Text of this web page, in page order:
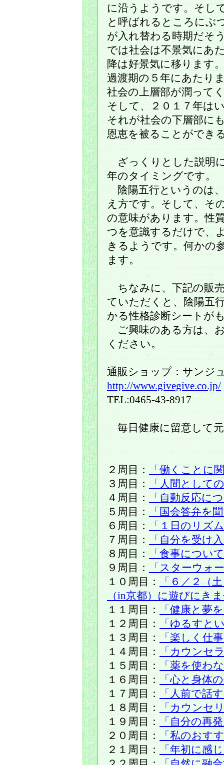
に沿うようです。そし
と呼ばれるところにぶ
が入れ替わる時期だそ
では社会は不景気にあ
降は好景気に移ります
過渡期の５年にあたり
社会の上層部が潤って
そして、２０１７年は
それが社会の下層部に
恩恵を被ることができ
ざっくりとした説明
年のタイミングです。
陰陽五行というのは
え方です。そして、そ
の意味があります。性
つを意識するだけで、
きるようです。何かの
ます。
ちなみに、下記の販
ていただくと、陰陽五
かる性格診断シートが
ご興味のある方は、
ください。
通販ショップ：サン
http://www.givegive.co.jp/
TEL:0465-43-8917
毎日健康に留意して
２周目：
「働くことに
３周目：
「人間として
４周目：
「自動反応に
５周目：
「国会答弁を
６周目：
「１日のリズ
７周目：
「自分を受け
８周目：
「食事につい
９周目：
「スターウォ
１０周目：
「６／２（
（in京都）に遊びにき
１１周目：
「健康と夢
１２周目：
「ゆるすと
１３周目：
「楽しく仕
１４周目：
「カウンセ
１５周目：
「薬を使わ
１６周目：
「心と身体
１７周目：
「人前で話
１８周目：
「カウンセ
１９周目：
「自分の再
２０周目：
「私のおす
２１周目：
「年初に感